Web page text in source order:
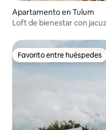
Apartamento en Tulum
Loft de bienestar con
Favorito entre huéspedes
Favorito entre huéspedes